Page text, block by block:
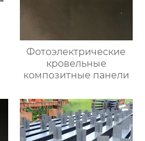
Фотоэлектрические
кровельные
композитные панели